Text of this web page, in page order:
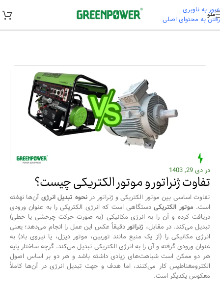
عبور به ناوبری
رفتن به محتوای اصلی
منو
خانه/ آموزشی
در دی 29, 1403
تفاوت ژنراتور و موتور الکتریکی چیست؟
تفاوت اساسی بین موتور الکتریکی و ژنراتور درنحوه تبدیل انرژی آن‌ها نهفته
است.موتور الکتریکیدستگاهی است که انرژی الکتریکی را به عنوان ورودی
دریافت کرده و آن را به انرژی مکانیکی (به صورت حرکت چرخشی یا خطی)
تبدیل می‌کند. در مقابل، ژنراتوردقیقاً عکس این عمل را انجام می‌دهد؛ یعنی
انرژی مکانیکی را (از یک منبع مانند توربین، موتور دیزل، یا نیروی باد) به
عنوان ورودی گرفته و آن را به انرژی الکتریکی تبدیل می‌کند. گرچه ساختار پایه
هر دو ممکن است شباهت‌های زیادی داشته باشد و هر دو بر اساس اصول
الکترومغناطیس کار می‌کنند، اما هدف و جهت تبدیل انرژی در آن‌ها کاملاً
معکوس یکدیگر است.